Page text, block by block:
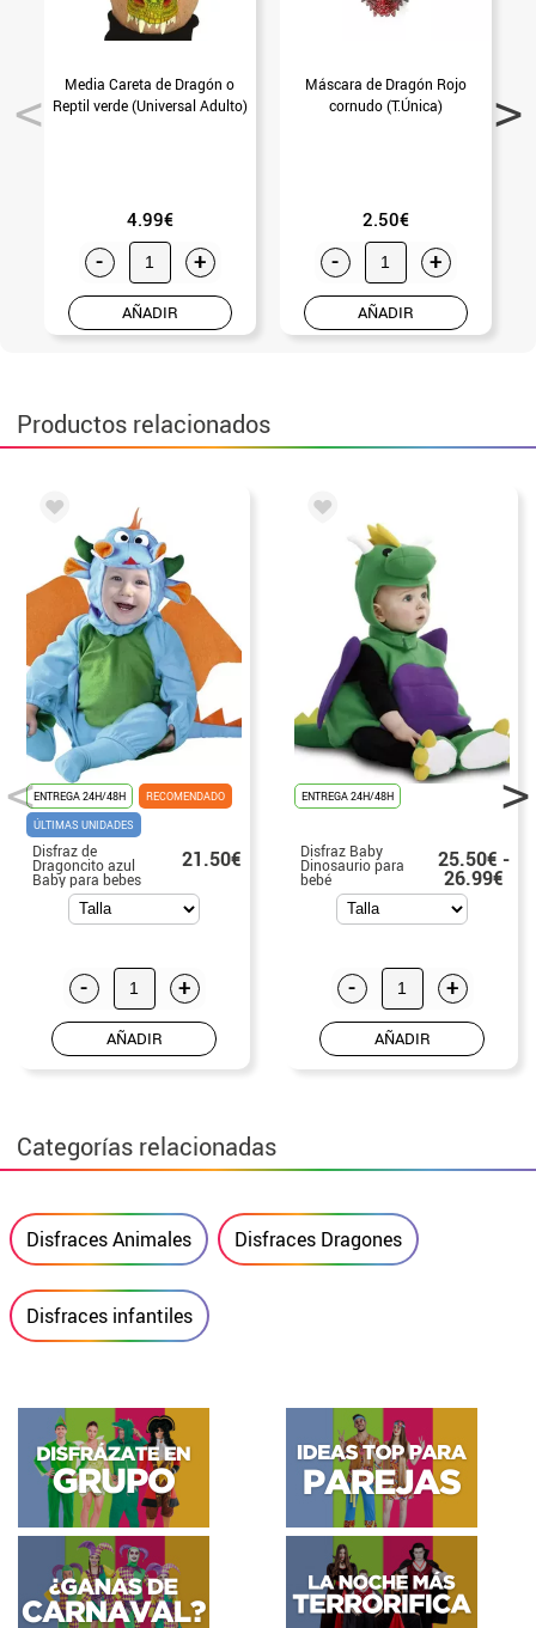
Media Careta de Dragón o
Reptil verde (Universal Adulto)
4.99€
- +
AÑADIR
Máscara de Dragón Rojo
cornudo (T.Única)
2.50€
- +
AÑADIR
Productos relacionados
ENTREGA 24H/48H
RECOMENDADO
ÚLTIMAS UNIDADES
Disfraz de
Dragoncito azul
Baby para bebes
21.50€
- +
AÑADIR
ENTREGA 24H/48H
Disfraz Baby
Dinosaurio para
bebé
25.50€ -
26.99€
- +
AÑADIR
Categorías relacionadas
Disfraces Animales Disfraces Dragones
Disfraces infantiles